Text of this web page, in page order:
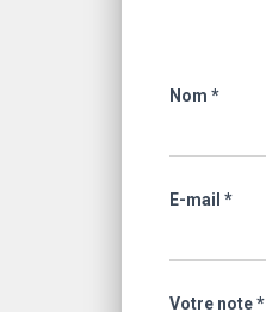
Nom *
E-mail *
Votre note*